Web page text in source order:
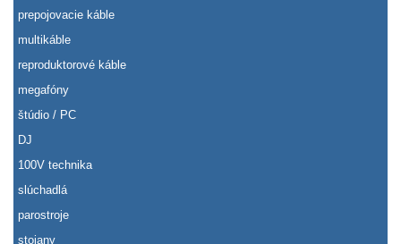
prepojovacie káble
multikáble
reproduktorové káble
megafóny
štúdio / PC
DJ
100V technika
slúchadlá
parostroje
stojany